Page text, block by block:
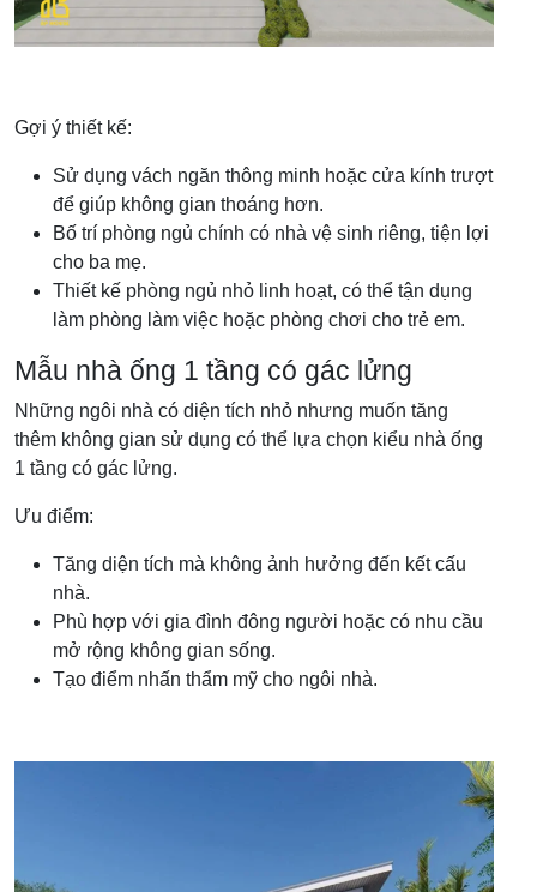
Gợi ý thiết kế:
Sử dụng vách ngăn thông minh hoặc cửa kính trượt
để giúp không gian thoáng hơn.
Bố trí phòng ngủ chính có nhà vệ sinh riêng, tiện lợi
cho ba mẹ.
Thiết kế phòng ngủ nhỏ linh hoạt, có thể tận dụng
làm phòng làm việc hoặc phòng chơi cho trẻ em.
Mẫu nhà ống 1 tầng có gác lửng
Những ngôi nhà có diện tích nhỏ nhưng muốn tăng
thêm không gian sử dụng có thể lựa chọn kiểu nhà ống
1 tầng có gác lửng.
Ưu điểm:
Tăng diện tích mà không ảnh hưởng đến kết cấu
nhà.
Phù hợp với gia đình đông người hoặc có nhu cầu
mở rộng không gian sống.
Tạo điểm nhấn thẩm mỹ cho ngôi nhà.